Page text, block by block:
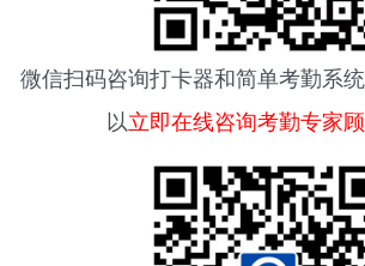
微信扫码咨询打卡器和简单考勤系
以立即在线咨询考勤专家